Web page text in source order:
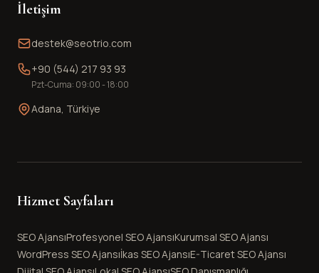
İletişim
destek@seotrio.com
+90 (544) 217 93 93
Pzt-Cuma: 09:00 - 18:00
Adana, Türkiye
Hizmet Sayfaları
SEO AjansıProfesyonel SEO AjansıKurumsal SEO Ajansı
WordPress SEO Ajansıİkas SEO AjansıE-Ticaret SEO Ajansı